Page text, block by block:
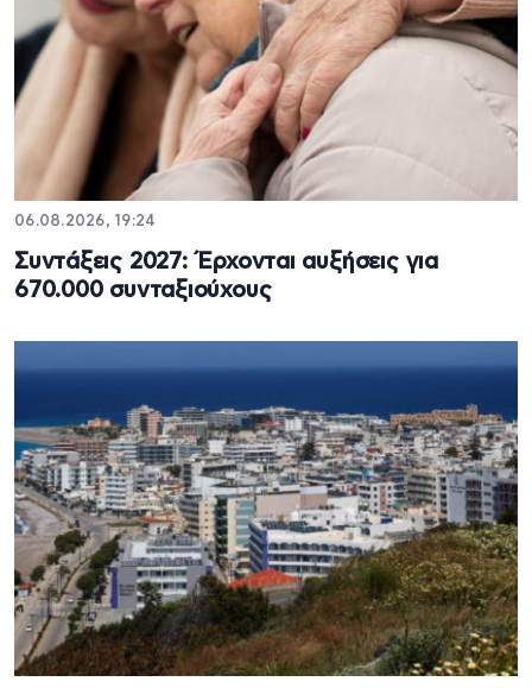
06.08.2026, 19:24
Συντάξεις 2027: Έρχονται αυξήσεις για
670.000 συνταξιούχους